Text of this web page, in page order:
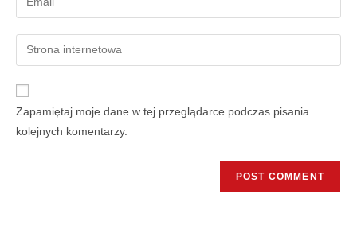
Zapamiętaj moje dane w tej przeglądarce podczas pisania
kolejnych komentarzy.